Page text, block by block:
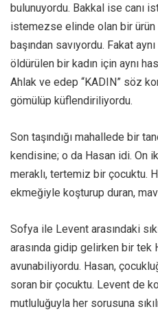
bulunuyordu. Bakkal ise canı
istemezse elinde olan bir ürün
başından savıyordu. Fakat
öldürülen bir kadın için aynı
Ahlak ve edep “KADIN” söz
gömülüp küflendiriliyordu.
Son taşındığı mahallede bir
kendisine; o da Hasan idi. On
meraklı, tertemiz bir çocuktu.
ekmeğiyle koşturup duran,
Sofya ile Levent arasındaki
arasında gidip gelirken bir tek
avunabiliyordu. Hasan,
soran bir çocuktu. Levent de
mutluluğuyla her sorusuna